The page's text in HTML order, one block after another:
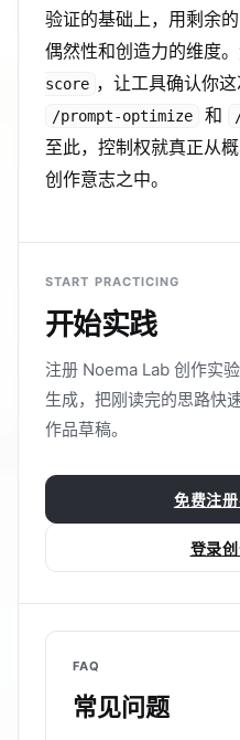
验证的基础上，用剩余
偶然性和创造力的维度
score ，让工具确认你
/prompt-optimize 和
至此，控制权就真正从
创作意志之中。
START PRACTICING
开始实践
注册 Noema Lab 创作实
生成，把刚读完的思路快
作品草稿。
免费注
登录
FAQ
常见问题